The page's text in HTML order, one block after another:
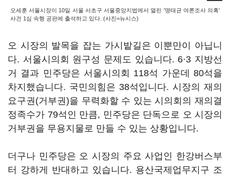
오세훈 서울시장이 10일 서울 서초구 서울중앙지법에서 열린 '명태균 여론조사 의혹'
사건 1심 속행 공판에 출석하고 있다. (사진=뉴시스)
오 시장의 발목을 잡는 가시밭길은 이뿐만이 아닙니
다. 서울시의회 원구성 문제도 있습니다. 6·3 지방선
거 결과 민주당은 서울시의회 118석 가운데 80석을
차지했습니다. 국민의힘은 38석입니다. 시장의 재의
요구권(거부권)을 무력화할 수 있는 시의회의 재의결
정족수가 79석인 만큼, 민주당은 단독으로 오 시장의
거부권을 무용지물로 만들 수 있는 상황입니다.
더구나 민주당은 오 시장의 주요 사업인 한강버스부
터 강하게 반대하고 있습니다. 용산국제업무지구 조